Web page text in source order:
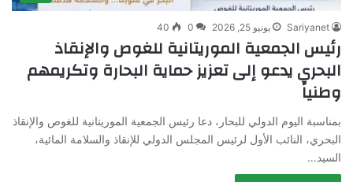
Sariyanet يونيو 25, 2026 0
40
رئيس الجمعية الموريتانية للغوص والإنقاذ
البحري يدعو إلى تعزيز حماية البحارة وتكريمهم
وطنياً
بمناسبة اليوم الدولي للبحار، دعا رئيس الجمعية الموريتانية للغوص والإنقاذ
البحري، النائب الأول لرئيس المجلس الدولي للإنقاذ والسلامة المائية،
السيد…